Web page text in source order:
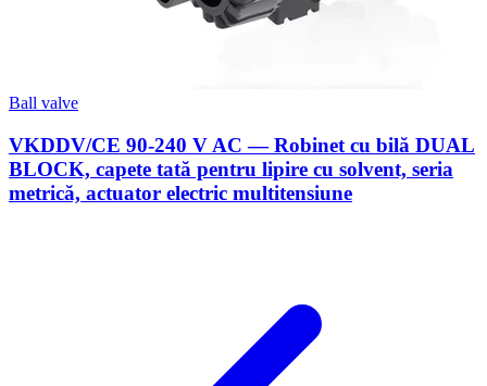
Ball valve
VKDDV/CE 90-240 V AC — Robinet cu bilă DUAL
BLOCK, capete tată pentru lipire cu solvent, seria
metrică, actuator electric multitensiune